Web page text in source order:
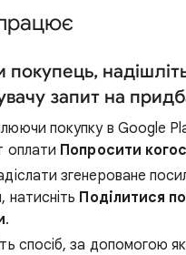
покупець,
запит на
покупку в Google
оплати Попросити
згенероване
натисніть Поділитися
.
спосіб, за допомогою